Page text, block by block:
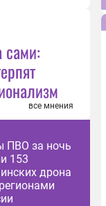
сами:
все мнения
ПВО за ночь
153
дрона